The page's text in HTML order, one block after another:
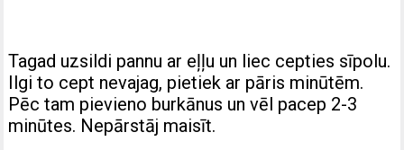
Tagad uzsildi pannu ar eļļu un liec cepties sīpolu.
Ilgi to cept nevajag, pietiek ar pāris minūtēm.
Pēc tam pievieno burkānus un vēl pacep 2-3
minūtes. Nepārstāj maisīt.